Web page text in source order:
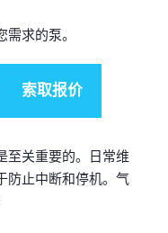
求的泵。
索取报价
关重要的。
日常维
止中断和停机。 气